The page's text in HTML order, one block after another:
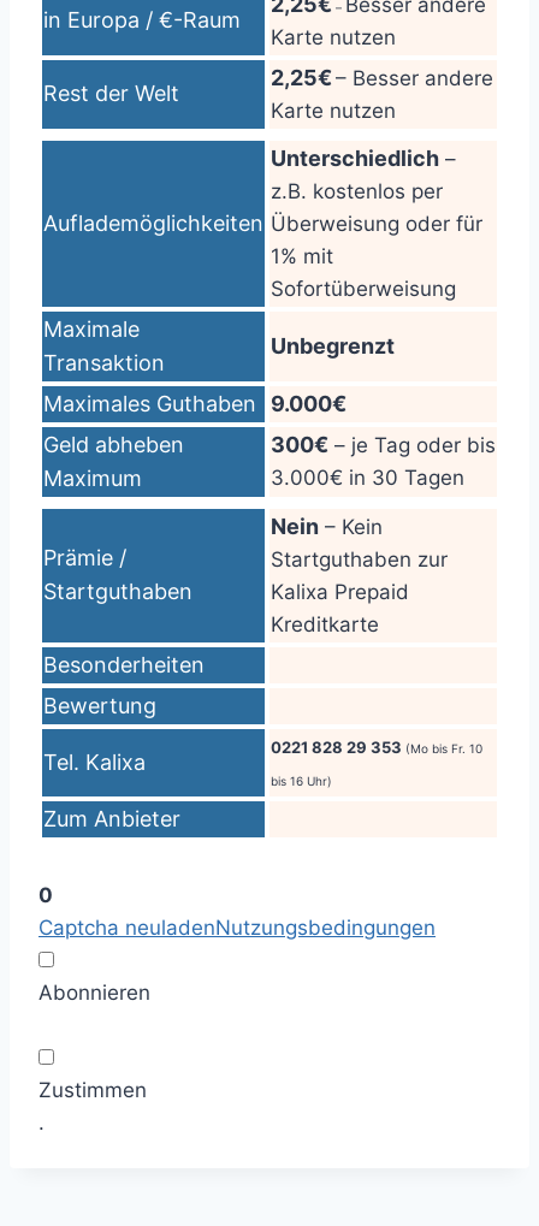
in Europa / €-Raum – Besser andere
Karte nutzen
Rest der Welt
2,25€ – Besser andere
Karte nutzen
Auflademöglichkeiten
Unterschiedlich –
z.B. kostenlos per
Überweisung oder für
1% mit
Sofortüberweisung
Maximale
Transaktion
Unbegrenzt
Maximales Guthaben
9.000€
Geld abheben
Maximum
300€ – je Tag oder bis
3.000€ in 30 Tagen
Prämie /
Startguthaben
Nein – Kein
Startguthaben zur
Kalixa Prepaid
Kreditkarte
Besonderheiten
Bewertung
Tel. Kalixa
0221 828 29 353 (Mo bis Fr. 10
bis 16 Uhr)
Zum Anbieter
0
Captcha neuladenNutzungsbedingungen
Abonnieren
Zustimmen
.